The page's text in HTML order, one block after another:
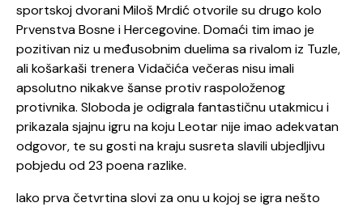
sportskoj dvorani Miloš Mrdić otvorile su drugo kolo
Prvenstva Bosne i Hercegovine. Domaći tim imao je
pozitivan niz u međusobnim duelima sa rivalom iz Tuzle,
ali košarkaši trenera Vidačića večeras nisu imali
apsolutno nikakve šanse protiv raspoloženog
protivnika. Sloboda je odigrala fantastičnu utakmicu i
prikazala sjajnu igru na koju Leotar nije imao adekvatan
odgovor, te su gosti na kraju susreta slavili ubjedljivu
pobjedu od 23 poena razlike.
Iako prva četvrtina slovi za onu u kojoj se igra nešto